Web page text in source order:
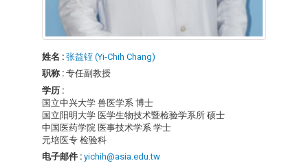
姓名 : 张益铚 (Yi-Chih Chang)
职称 : 专任副教授
学历 :
国立中兴大学 兽医学系 博士
国立阳明大学 医学生物技术暨检验学系所 硕士
中国医药学院 医事技术学系 学士
元培医专 检验科
电子邮件 : yichih@asia.edu.tw